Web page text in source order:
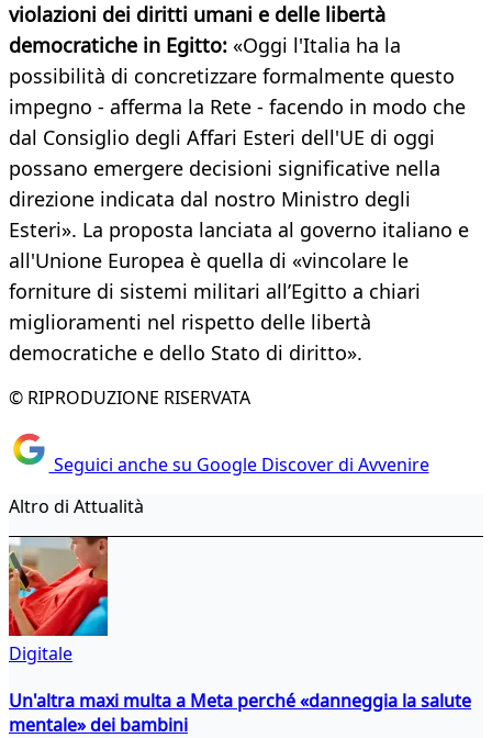
violazioni dei diritti umani e delle libertà
democratiche in Egitto: «Oggi l'Italia ha la
possibilità di concretizzare formalmente questo
impegno - afferma la Rete - facendo in modo che
dal Consiglio degli Affari Esteri dell'UE di oggi
possano emergere decisioni significative nella
direzione indicata dal nostro Ministro degli
Esteri». La proposta lanciata al governo italiano e
all'Unione Europea è quella di «vincolare le
forniture di sistemi militari all’Egitto a chiari
miglioramenti nel rispetto delle libertà
democratiche e dello Stato di diritto».
© RIPRODUZIONE RISERVATA
Seguici anche su Google Discover di Avvenire
Altro di Attualità
Digitale
Un'altra maxi multa a Meta perché «danneggia la salute
mentale» dei bambini